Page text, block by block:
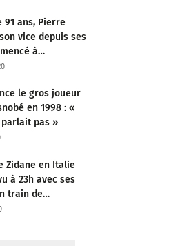
91 ans, Pierre
vice depuis ses
à…
le gros joueur
en 1998 : «
pas »
Zidane en Italie
à 23h avec ses
train de…